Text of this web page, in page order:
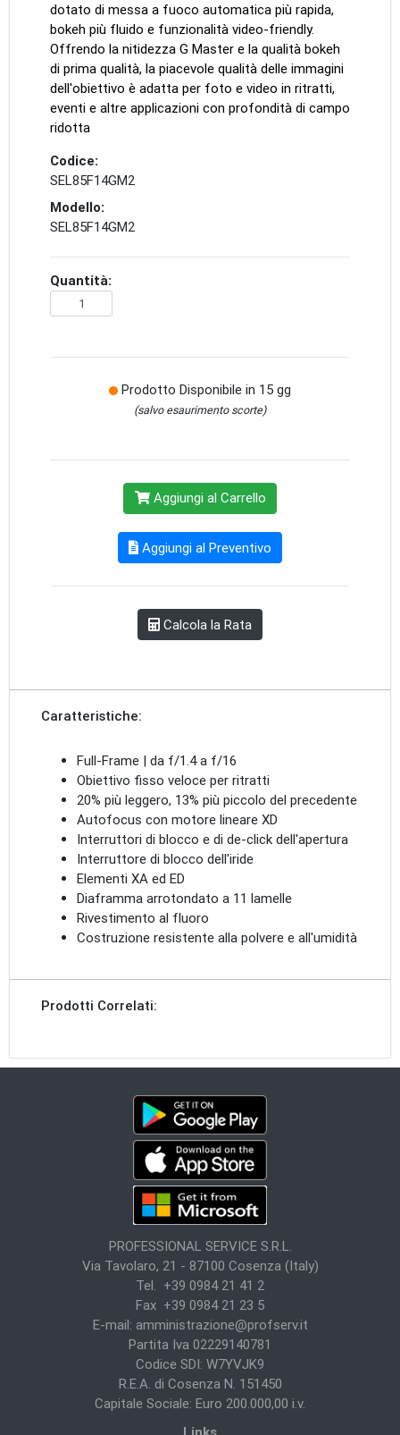
dotato di messa a fuoco automatica più rapida,
bokeh più fluido e funzionalità video-friendly.
Offrendo la nitidezza G Master e la qualità bokeh
di prima qualità, la piacevole qualità delle immagini
dell'obiettivo è adatta per foto e video in ritratti,
eventi e altre applicazioni con profondità di campo
ridotta
Codice:
SEL85F14GM2
Modello:
SEL85F14GM2
Quantità:
Prodotto Disponibile in 15 gg
(salvo esaurimento scorte)
Aggiungi al Carrello
Aggiungi al Preventivo
Calcola la Rata
Caratteristiche:
Full-Frame | da f/1.4 a f/16
Obiettivo fisso veloce per ritratti
20% più leggero, 13% più piccolo del precedente
Autofocus con motore lineare XD
Interruttori di blocco e di de-click dell'apertura
Interruttore di blocco dell'iride
Elementi XA ed ED
Diaframma arrotondato a 11 lamelle
Rivestimento al fluoro
Costruzione resistente alla polvere e all'umidità
Prodotti Correlati:
PROFESSIONAL SERVICE S.R.L.
Via Tavolaro, 21 - 87100 Cosenza (Italy)
Tel. +39 0984 21 41 2
Fax +39 0984 21 23 5
E-mail: amministrazione@profserv.it
Partita Iva 02229140781
Codice SDI: W7YVJK9
R.E.A. di Cosenza N. 151450
Capitale Sociale: Euro 200.000,00 i.v.